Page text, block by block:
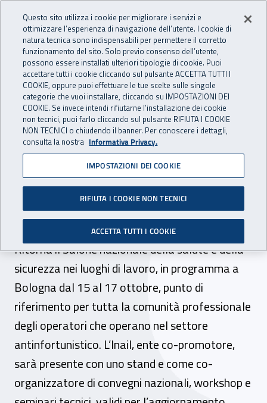
INAIL - Istituto Nazionale
Apri cerca
Navigazione principale
Navigazione - Ti trovi in:
Home Inail comunica News
08 ottobre 2019
Prevenzione nel lavoro che
cambia ad Ambiente Lavoro
2019
Ritorna il Salone nazionale della salute e della
sicurezza nei luoghi di lavoro, in programma a
Bologna dal 15 al 17 ottobre, punto di
riferimento per tutta la comunità professionale
degli operatori che operano nel settore
antinfortunistico. L’Inail, ente co-promotore,
sarà presente con uno stand e come co-
organizzatore di convegni nazionali, workshop e
Questo sito utilizza i cookie per migliorare i servizi e
ottimizzare l’esperienza di navigazione dell’utente. I cookie di
natura tecnica sono indispensabili per permettere il corretto
funzionamento del sito. Solo previo consenso dell’utente,
possono essere installati ulteriori tipologie di cookie. Puoi
accettare tutti i cookie cliccando sul pulsante ACCETTA TUTTI I
COOKIE, oppure puoi effettuare le tue scelte sulle singole
categorie che vuoi installare, cliccando su IMPOSTAZIONI DEI
COOKIE. Se invece intendi rifiutarne l’installazione dei cookie
non tecnici, puoi farlo cliccando sul pulsante RIFIUTA I COOKIE
NON TECNICI o chiudendo il banner. Per conoscere i dettagli,
consulta la nostra Informativa Privacy.
IMPOSTAZIONI DEI COOKIE
RIFIUTA I COOKIE NON TECNICI
ACCETTA TUTTI I COOKIE